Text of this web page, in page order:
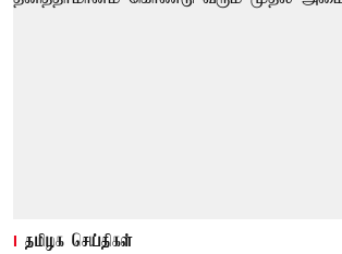
தமிழக செய்திகள்